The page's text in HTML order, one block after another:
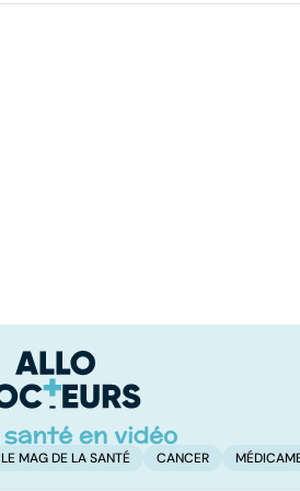
LE MAG DE LA SANTÉ CANCER